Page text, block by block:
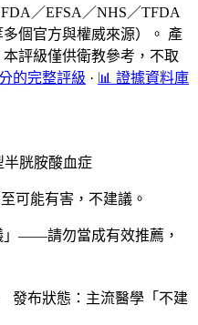
／EFSA／NHS／TFDA
多個官方與權威來源）。 產
評級僅供衛教參考，不取
的完整評級 · 📊 證據資料庫
半胱胺酸血症
可能有害，不建議。
——請勿當成有效推薦，
布狀態：主流醫學「不建